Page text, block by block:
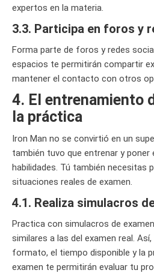
expertos en la materia.
3.3. Participa en foros y
Forma parte de foros y redes
espacios te permitirán compartir
mantener el contacto con otros
4. El entrenamiento
la práctica
Iron Man no se convirtió en un
también tuvo que entrenar y poner
habilidades. Tú también necesitas
situaciones reales de examen.
4.1. Realiza simulacros
Practica con simulacros de
similares a las del examen real.
formato, el tiempo disponible y la
examen te permitirán evaluar tu